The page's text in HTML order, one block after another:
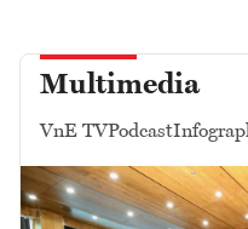
Multimedia
VnE TVPodcast